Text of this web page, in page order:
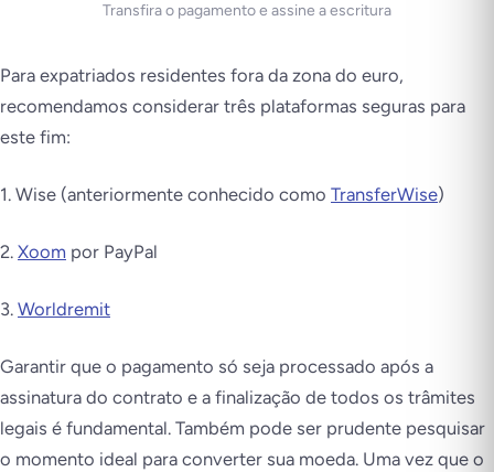
Transfira o pagamento e assine a escritura
Para expatriados residentes fora da zona do euro,
recomendamos considerar três plataformas seguras para
este fim:
1. Wise (anteriormente conhecido como TransferWise)
2. Xoom por PayPal
3. Worldremit
Garantir que o pagamento só seja processado após a
assinatura do contrato e a finalização de todos os trâmites
legais é fundamental. Também pode ser prudente pesquisar
o momento ideal para converter sua moeda. Uma vez que o